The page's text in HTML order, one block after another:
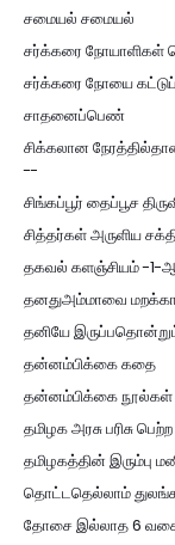
சமையல் சமையல்
சர்க்கரை நோயாளிகள்
சர்க்கரை நோயை
சாதனைப்பெண்
சிக்கலான
--
சிங்கப்பூர் தைப்பூச
சித்தர்கள் அருளிய
தகவல் களஞ்சியம் -1-
தனதுஅம்மாவை
தனியே
தன்னம்பிக்கை கதை
தன்னம்பிக்கை நூல்கள்
தமிழக அரசு பரிசு
தமிழகத்தின் இரும்பு
தொட்டதெல்லாம் துலங்க
தோசை இல்லாத 6